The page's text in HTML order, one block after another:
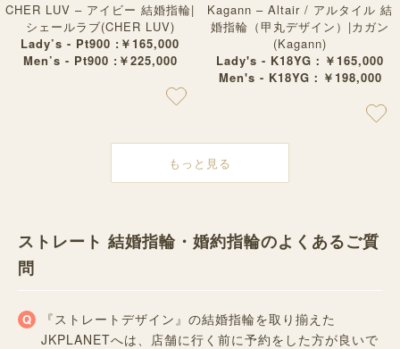
CHER LUV – アイビー 結婚指輪|
シェールラブ(CHER LUV)
Lady’s - Pt900 :￥165,000
Men’s - Pt900 :￥225,000
Kagann – Altair / アルタイル 結
婚指輪（甲丸デザイン）|カガン
(Kagann)
Lady's - K18YG：￥165,000
Men's - K18YG：￥198,000
もっと見る
ストレート 結婚指輪・婚約指輪のよくあるご質
問
『ストレートデザイン』の結婚指輪を取り揃えた
JKPLANETへは、店舗に行く前に予約をした方が良いで